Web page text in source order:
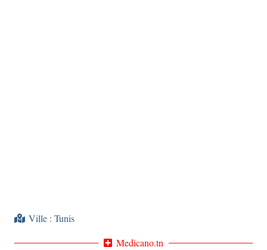
Ville :Tunis
Medicano.tn